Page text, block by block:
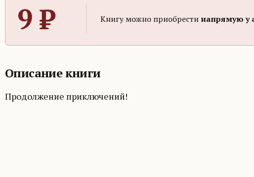
9 ₽ Книгу можно приобрести напрямую у
Описание книги
Продолжение приключений!